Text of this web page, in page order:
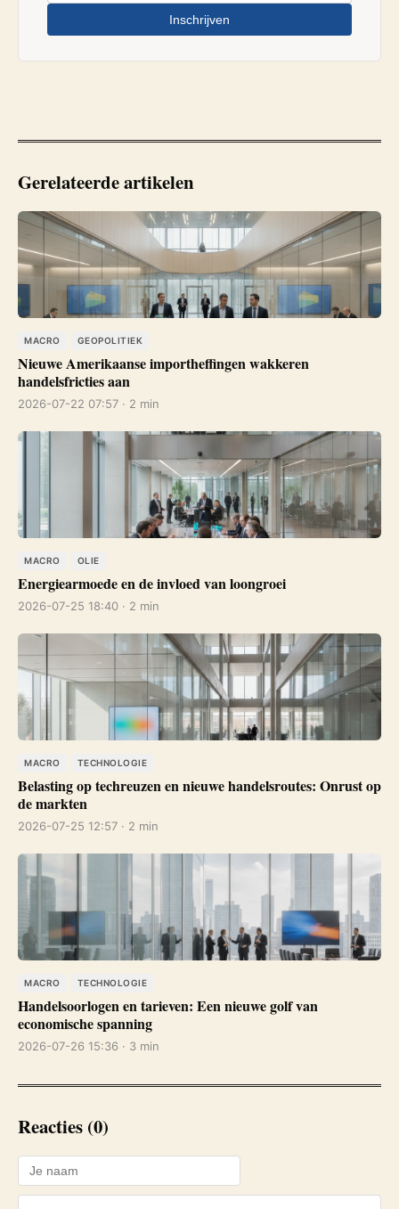
Inschrijven
Gerelateerde artikelen
MACRO GEOPOLITIEK
Nieuwe Amerikaanse importheffingen wakkeren
handelsfricties aan
2026-07-22 07:57 · 2 min
MACRO OLIE
Energiearmoede en de invloed van loongroei
2026-07-25 18:40 · 2 min
MACRO TECHNOLOGIE
Belasting op techreuzen en nieuwe handelsroutes: Onrust op
de markten
2026-07-25 12:57 · 2 min
MACRO TECHNOLOGIE
Handelsoorlogen en tarieven: Een nieuwe golf van
economische spanning
2026-07-26 15:36 · 3 min
Reacties (0)